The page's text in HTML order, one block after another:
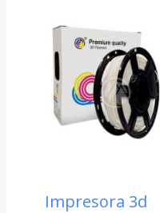
Impresora 3d